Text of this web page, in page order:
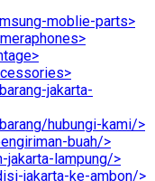
moblie-parts>
jakarta-
hubungi-kami/>
buah/>
jakarta-lampung/>
jakarta-ke-ambon/>